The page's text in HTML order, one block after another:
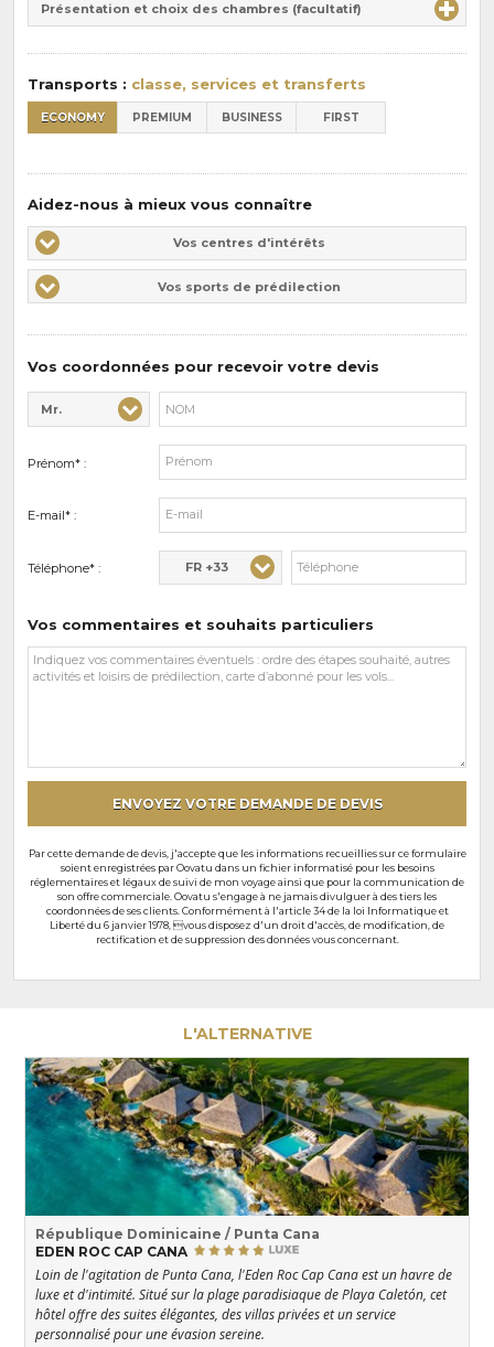
pension
:
Présentation et choix des chambres (facultatif)
Transports : classe, services et transferts
ECONOMY PREMIUM BUSINESS FIRST
Aidez-nous à mieux vous connaître
Vos
centres
d'intérêts
Vos centres d'intérêts
Vos
sports
de
Vos sports de prédilection
Vos coordonnées pour recevoir votre devis
Civilité* :
Mr.
Nom* :
Prénom* :
E-mail* :
Téléphone* : FR +33
Vos commentaires et souhaits particuliers
Vos
commentaires
ENVOYEZ VOTRE DEMANDE DE DEVIS
Par cette demande de devis, j'accepte que les informations recueillies sur ce formulaire
soient enregistrées par Oovatu dans un fichier informatisé pour les besoins
réglementaires et légaux de suivi de mon voyage ainsi que pour la communication de
son offre commerciale. Oovatu s'engage à ne jamais divulguer à des tiers les
coordonnées de ses clients. Conformément à l'article 34 de la loi Informatique et
Liberté du 6 janvier 1978, vous disposez d'un droit d'accès, de modification, de
rectification et de suppression des données vous concernant.
L'ALTERNATIVE
République Dominicaine / Punta Cana
EDEN ROC CAP CANA
Loin de l'agitation de Punta Cana, l'Eden Roc Cap Cana est un havre de
luxe et d'intimité. Situé sur la plage paradisiaque de Playa Caletón, cet
hôtel offre des suites élégantes, des villas privées et un service
personnalisé pour une évasion sereine.